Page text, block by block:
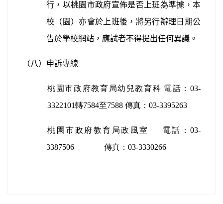
行，以桃園市政府宣佈是否上班為準據，本
校（園）亦會於上班後，將另行辦理日期公
告於學校網站，應試者不得提出任何異議。
（八）申訴專線
桃園市政府教育局幼兒教育科 電話：03-
3322101轉7584至7588 傳真： 03-3395263
桃園市政府教育局政風室 電話：03-
3387506 傳真： 03-3330266